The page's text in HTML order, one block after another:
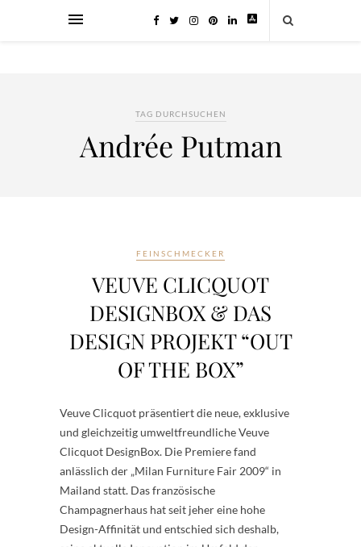
TAG DURCHSUCHEN
Andrée Putman
FEINSCHMECKER
VEUVE CLICQUOT
DESIGNBOX & DAS
DESIGN PROJEKT “OUT
OF THE BOX”
Veuve Clicquot präsentiert die neue, exklusive
und gleichzeitig umweltfreundliche Veuve
Clicquot DesignBox. Die Premiere fand
anlässlich der „Milan Furniture Fair 2009“ in
Mailand statt. Das französische
Champagnerhaus hat seit jeher eine hohe
Design-Affinität und entschied sich deshalb,